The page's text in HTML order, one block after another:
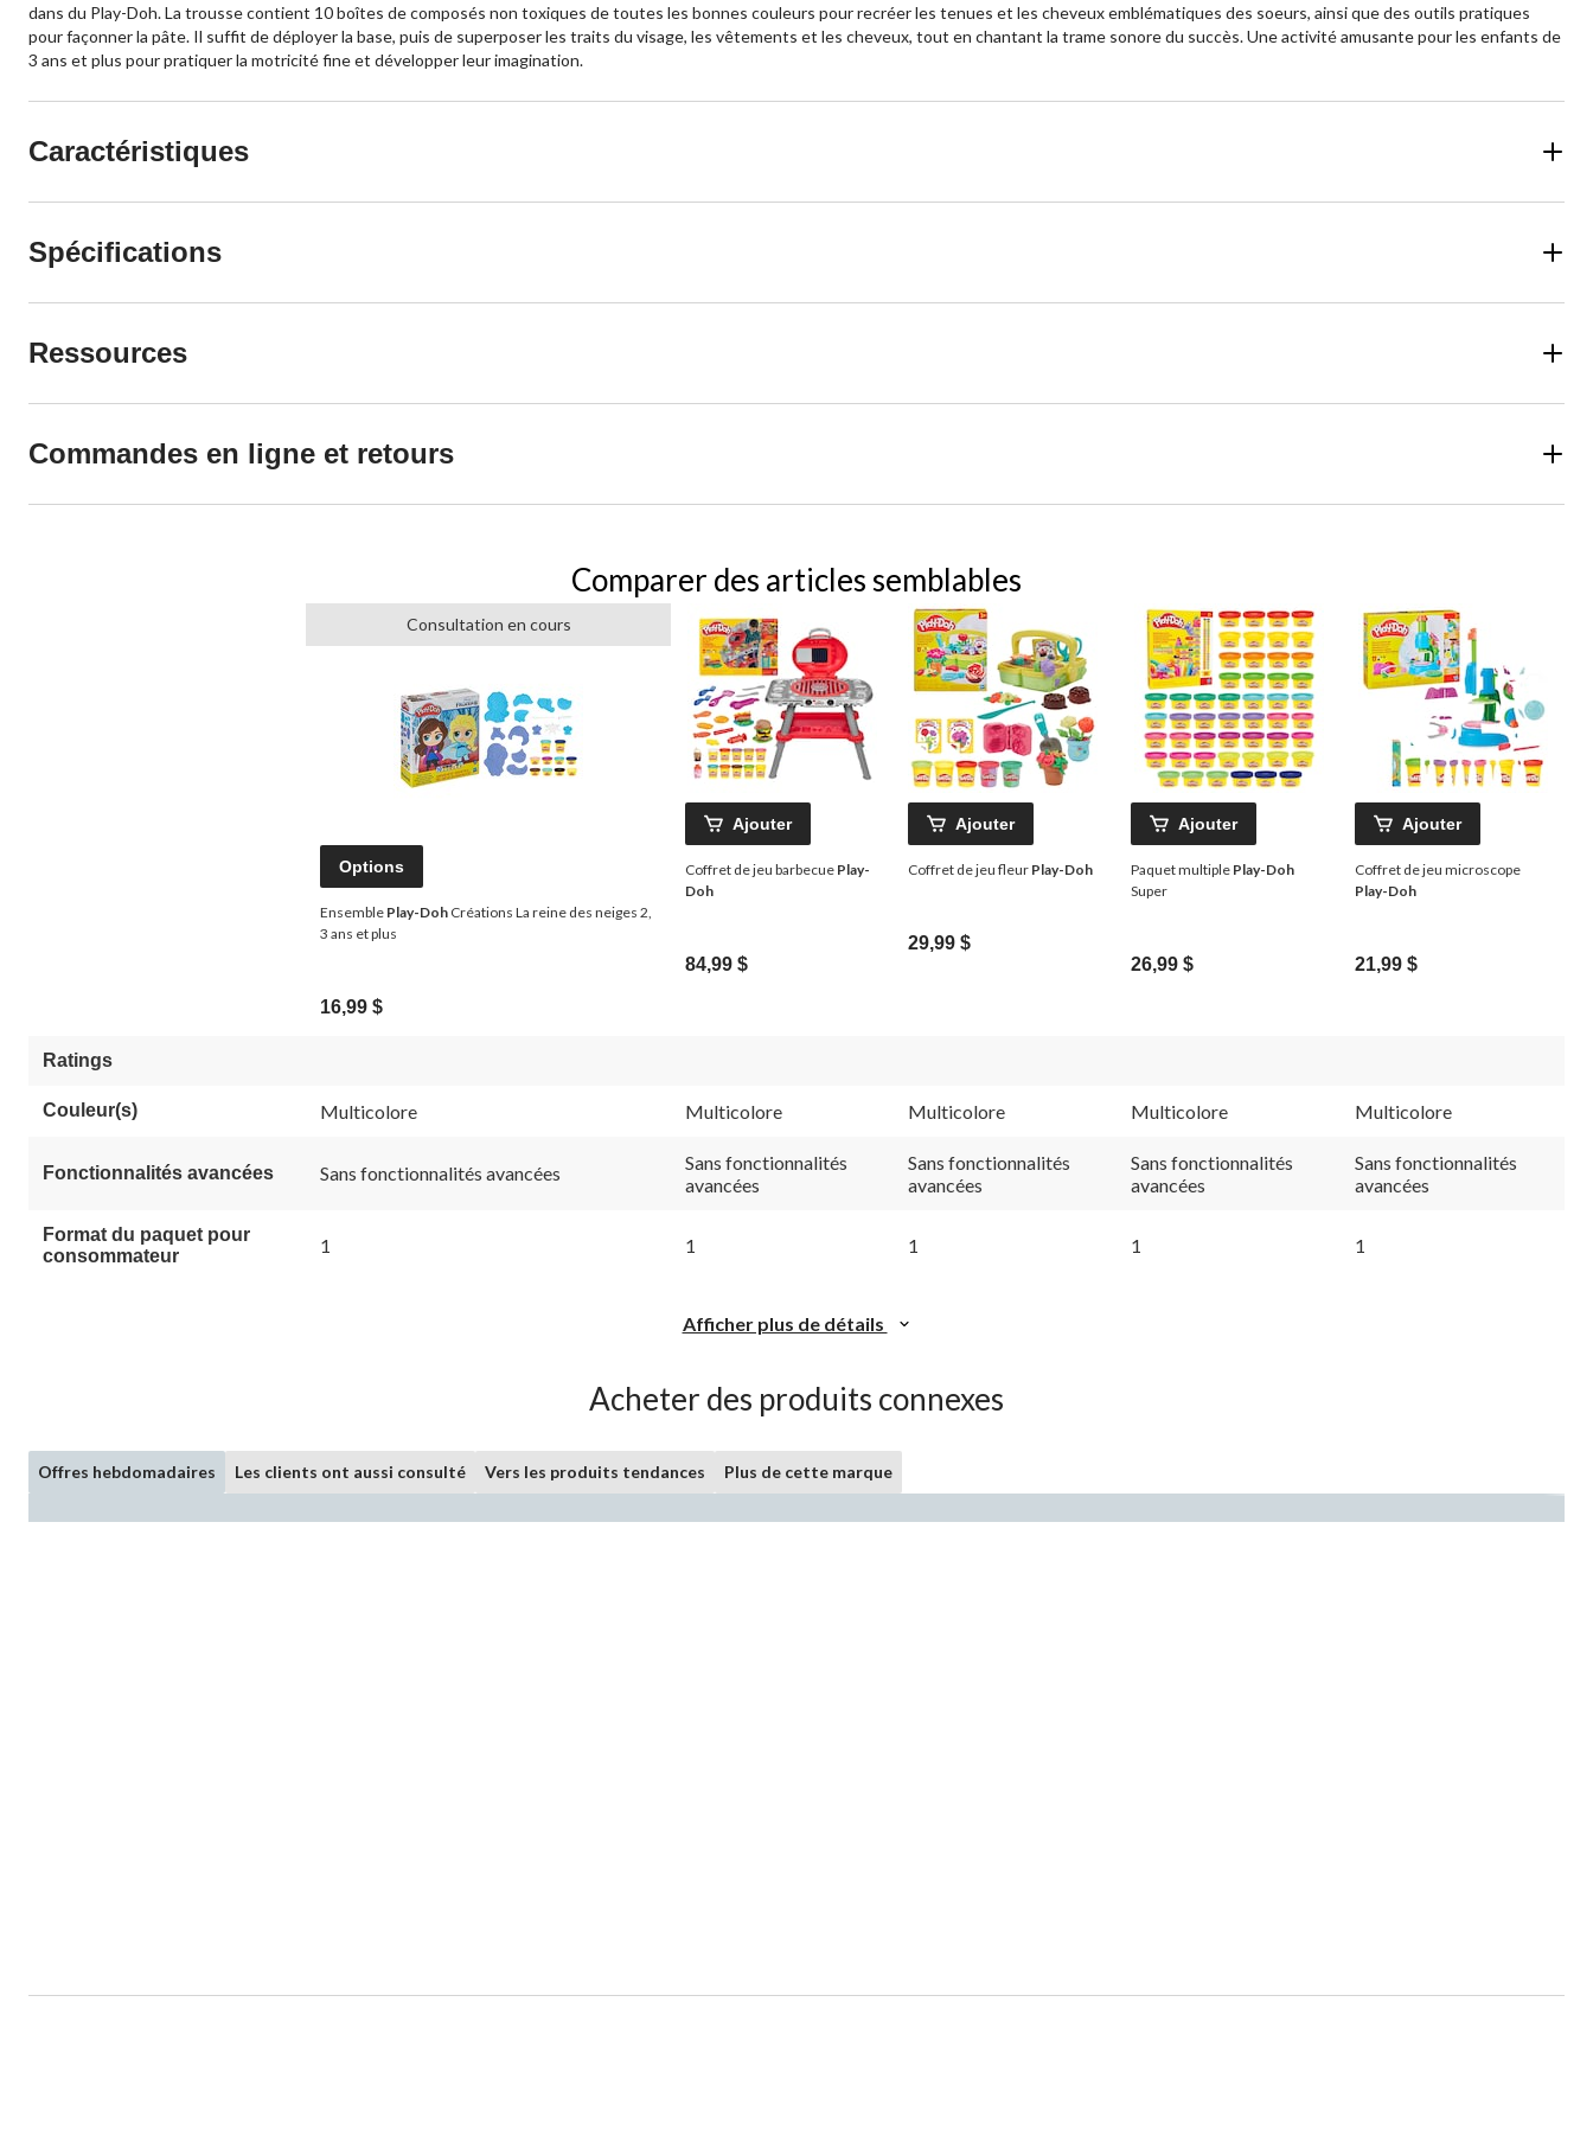
dans du Play-Doh. La trousse contient 10 boîtes de composés non toxiques de toutes les bonnes couleurs pour recréer les tenues et les cheveux emblématiques des soeurs, ainsi que des outils pratiques
pour façonner la pâte. Il suffit de déployer la base, puis de superposer les traits du visage, les vêtements et les cheveux, tout en chantant la trame sonore du succès. Une activité amusante pour les enfants de
3 ans et plus pour pratiquer la motricité fine et développer leur imagination.
Caractéristiques
Spécifications
Ressources
Commandes en ligne et retours
Comparer des articles semblables
Consultation en cours
Options
Ensemble Play-Doh Créations La reine des neiges 2,
3 ans et plus
16,99 $
Ajouter
Coffret de jeu barbecue Play-
Doh
84,99 $
Ajouter
Coffret de jeu fleur Play-Doh
29,99 $
Ajouter
Paquet multiple Play-Doh
Super
26,99 $
Ajouter
Coffret de jeu microscope
Play-Doh
21,99 $
Ratings
Couleur(s) Multicolore Multicolore Multicolore Multicolore Multicolore
Fonctionnalités avancées Sans fonctionnalités avancées
Sans fonctionnalités
avancées
Sans fonctionnalités
avancées
Sans fonctionnalités
avancées
Sans fonctionnalités
avancées
Format du paquet pour
consommateur
1 1 1 1 1
Afficher plus de détails
Acheter des produits connexes
Offres hebdomadaires Les clients ont aussi consulté Vers les produits tendances Plus de cette marque